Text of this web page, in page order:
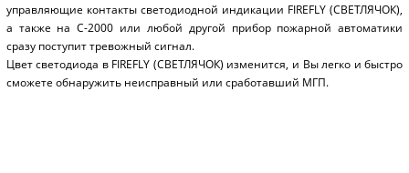
управляющие контакты светодиодной индикации FIREFLY (СВЕТЛЯЧОК),
а также на С-2000 или любой другой прибор пожарной автоматики
сразу поступит тревожный сигнал.
Цвет светодиода в FIREFLY (СВЕТЛЯЧОК) изменится, и Вы легко и быстро
сможете обнаружить неисправный или сработавший МГП.